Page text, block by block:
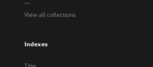
View all collections
Indexes